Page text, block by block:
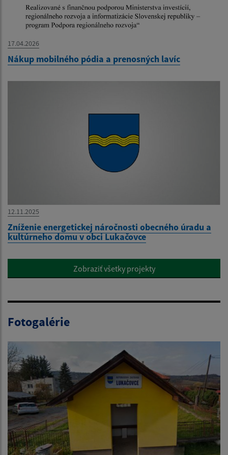
17.04.2026
Nákup mobilného pódia a prenosných lavíc
12.11.2025
Zníženie energetickej náročnosti obecného úradu a
kultúrneho domu v obci Lukačovce
Zobraziť všetky projekty
Fotogalérie